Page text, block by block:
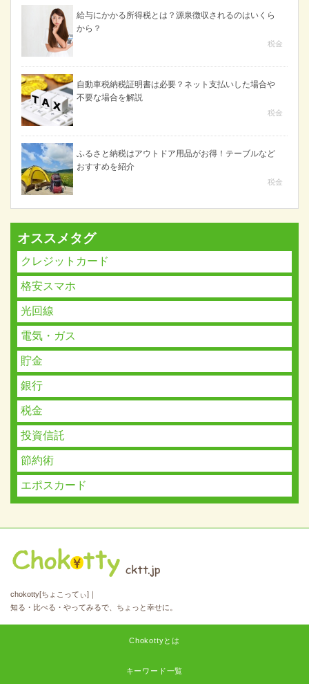
給与にかかる所得税とは？源泉徴収されるのはいくら
から？
税金
自動車税納税証明書は必要？ネット支払いした場合や
不要な場合を解説
税金
ふるさと納税はアウトドア用品がお得！テーブルなど
おすすめを紹介
税金
オススメタグ
クレジットカード
格安スマホ
光回線
電気・ガス
貯金
銀行
税金
投資信託
節約術
エポスカード
chokotty[ちょこってぃ]｜
知る・比べる・やってみるで、ちょっと幸せに。
Chokottyとは
キーワード一覧